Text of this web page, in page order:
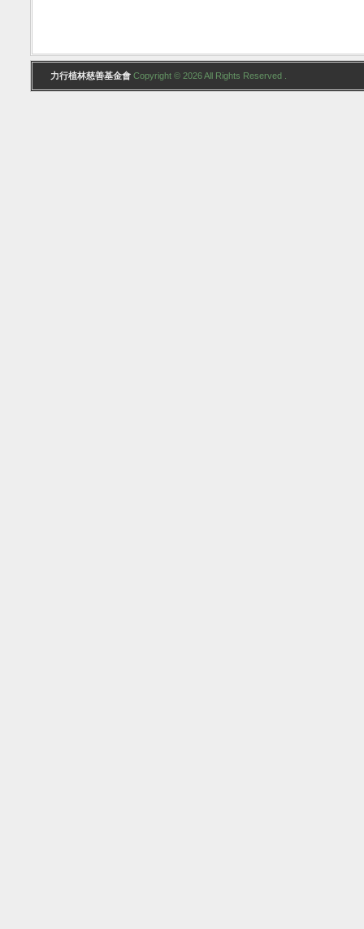
力行植林慈善基金會 Copyright © 2026 All Rights Reserved .